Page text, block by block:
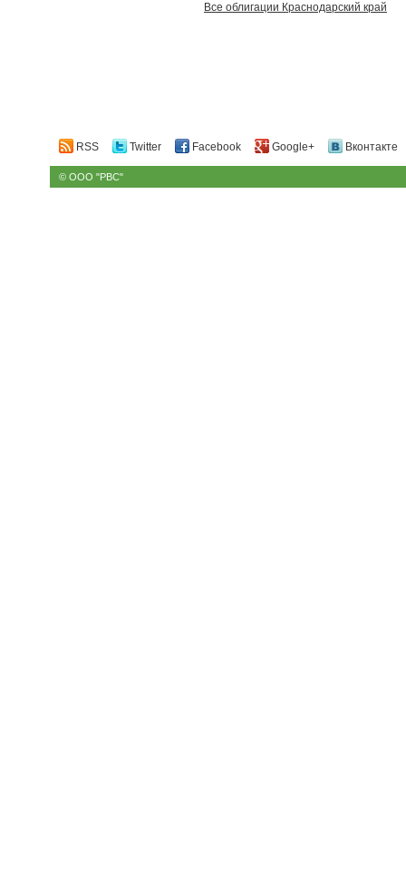
Все облигации Краснодарский край
RSS Twitter Facebook Google+ Вконтакте
© ООО "РВС"